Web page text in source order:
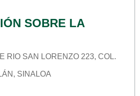
SOBRE LA
RIO SAN LORENZO 223, COL.
SINALOA